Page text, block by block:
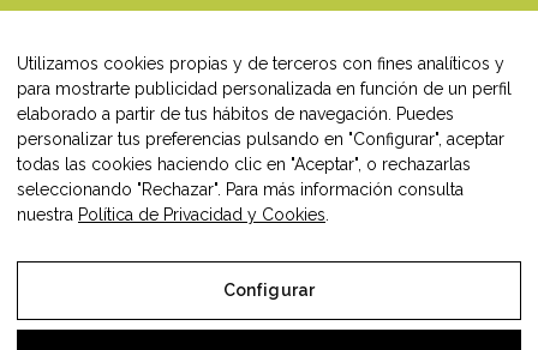
Blog
Contacto
Facebook
Instagram
LinkedIn
Utilizamos cookies propias y de terceros con fines analíticos y
para mostrarte publicidad personalizada en función de un perfil
elaborado a partir de tus hábitos de navegación. Puedes
personalizar tus preferencias pulsando en "Configurar", aceptar
todas las cookies haciendo clic en "Aceptar", o rechazarlas
seleccionando "Rechazar". Para más información consulta
nuestra Política de Privacidad y Cookies
Configurar